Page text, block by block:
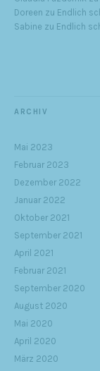
Doreen zu Endlich
Sabine zu Endlich
ARCHIV
Mai 2023
Februar 2023
Dezember 2022
Januar 2022
Oktober 2021
September 2021
April 2021
Februar 2021
September 2020
August 2020
Mai 2020
April 2020
März 2020